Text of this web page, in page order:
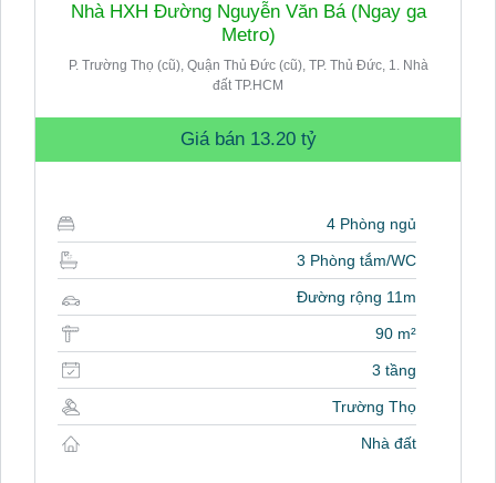
Nhà HXH Đường Nguyễn Văn Bá (Ngay ga
Metro)
P. Trường Thọ (cũ), Quận Thủ Đức (cũ), TP. Thủ Đức, 1. Nhà
đất TP.HCM
Giá bán 13.20 tỷ
4 Phòng ngủ
3 Phòng tắm/WC
Đường rộng 11m
90 m²
3 tầng
Trường Thọ
Nhà đất